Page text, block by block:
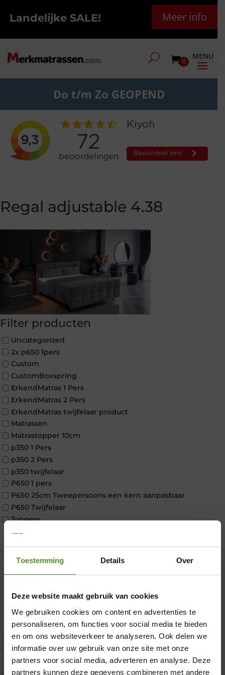
Toestemming Details Over
Deze website maakt gebruik van cookies
We gebruiken cookies om content en advertenties te
personaliseren, om functies voor social media te bieden
en om ons websiteverkeer te analyseren. Ook delen we
informatie over uw gebruik van onze site met onze
partners voor social media, adverteren en analyse. Deze
partners kunnen deze gegevens combineren met andere
Landelijke SALE! Meer info
0
Do t/m Zo GEOPEND
Regal adjustable 4.38
Filter producten
Uncategorized
2x p650 1pers
Custom
CustomBoxspring
ErkendMatras 1 Pers
ErkendMatras 2 Pers
ErkendMatras twijfelaar product
Matrassen
Matrastopper 10cm
p350 1 Pers
p350 2 Pers
p350 twijfelaar
P650 1 pers
P650 25cm Tweepersoons een kern aanpasbaar
P650 Twijfelaar
Toppers
Maatvoering
2 personen split
Latex
Traagschuim
Tweepersoons 1 kern
Tweepersoons 1 kern product
Tweepersoons 2 kernen
×